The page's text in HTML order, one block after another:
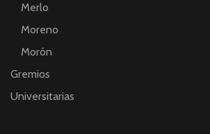
Merlo
Moreno
Morón
Gremios
Universitarias